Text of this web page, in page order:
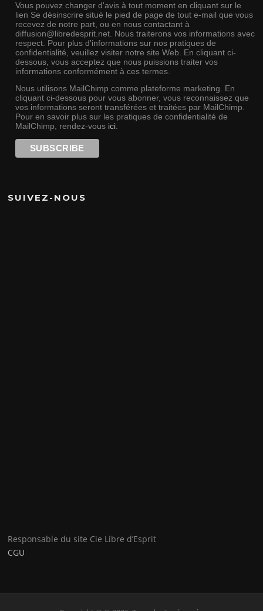
Vous pouvez changer d'avis à tout moment en cliquant sur le
lien Se désinscrire situé le pied de page de tout e-mail que vous
recevez de notre part, ou en nous contactant à
diffusion@libredesprit.net. Nous traiterons vos informations avec
respect. Pour plus d'informations sur nos pratiques de
confidentialité, veuillez visiter notre site Web. En cliquant ci-
dessous, vous acceptez que nous puissions traiter vos
informations conformément à ces termes.
Nous utilisons MailChimp comme plateforme marketing. En
cliquant ci-dessous pour vous abonner, vous reconnaissez que
vos informations seront transférées et traitées par MailChimp.
Pour en savoir plus sur les pratiques de confidentialité de
MailChimp, rendez-vous ici.
SUIVEZ-NOUS
Responsable du site Cie Libre d’Esprit
CGU